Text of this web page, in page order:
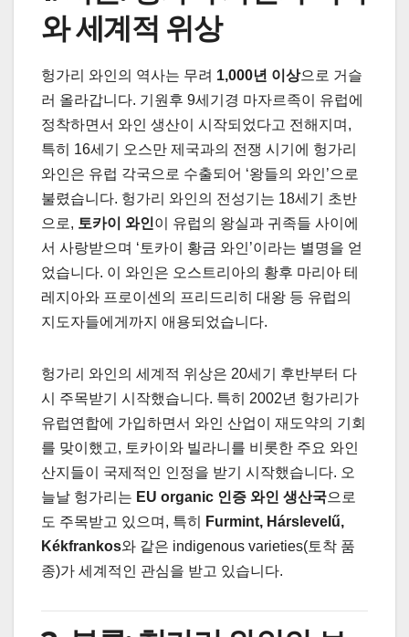
와 세계적 위상
헝가리 와인의 역사는 무려 1,000년 이상으로 거슬
러 올라갑니다. 기원후 9세기경 마자르족이 유럽에
정착하면서 와인 생산이 시작되었다고 전해지며,
특히 16세기 오스만 제국과의 전쟁 시기에 헝가리
와인은 유럽 각국으로 수출되어 ‘왕들의 와인’으로
불렸습니다. 헝가리 와인의 전성기는 18세기 초반
으로, 토카이 와인이 유럽의 왕실과 귀족들 사이에
서 사랑받으며 ‘토카이 황금 와인’이라는 별명을 얻
었습니다. 이 와인은 오스트리아의 황후 마리아 테
레지아와 프로이센의 프리드리히 대왕 등 유럽의
지도자들에게까지 애용되었습니다.
헝가리 와인의 세계적 위상은 20세기 후반부터 다
시 주목받기 시작했습니다. 특히 2002년 헝가리가
유럽연합에 가입하면서 와인 산업이 재도약의 기회
를 맞이했고, 토카이와 빌라니를 비롯한 주요 와인
산지들이 국제적인 인정을 받기 시작했습니다. 오
늘날 헝가리는 EU organic 인증 와인 생산국으로
도 주목받고 있으며, 특히
Furmint, Hárslevelű,
Kékfrankos와 같은 indigenous varieties(토착 품
종)가 세계적인 관심을 받고 있습니다.